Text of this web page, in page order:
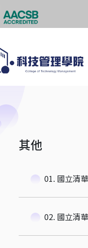
其他
01. 國立清
02. 國立清